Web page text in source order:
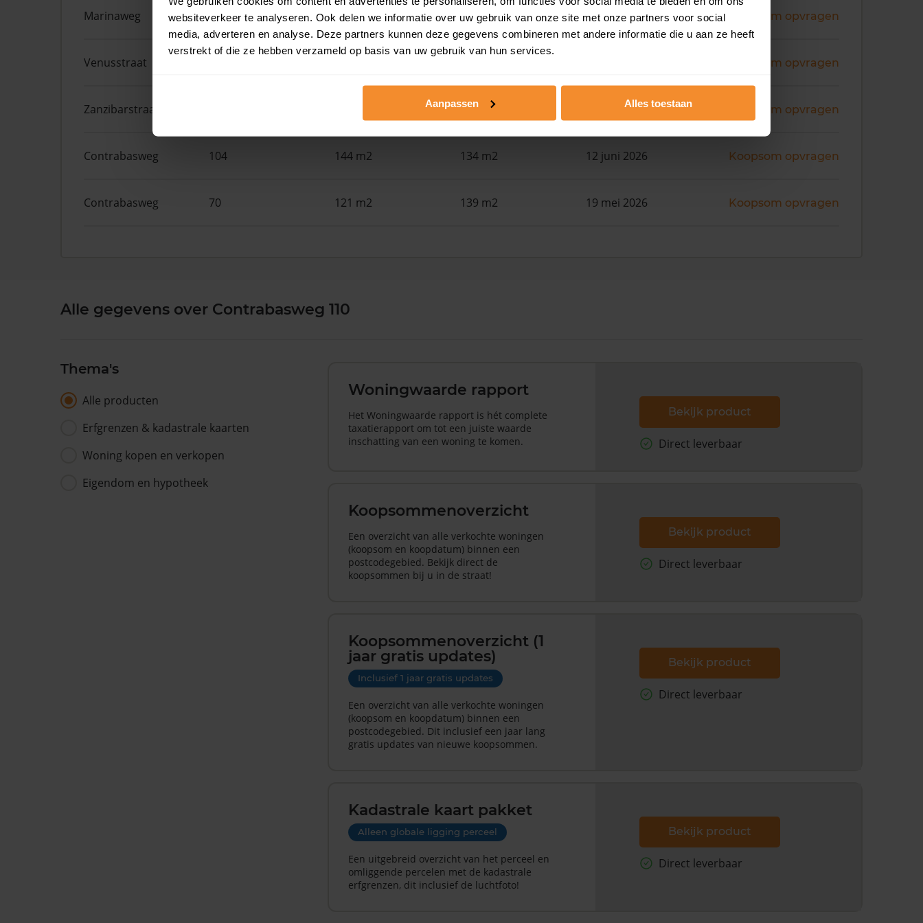
websiteverkeer te analyseren. Ook delen we informatie over uw gebruik van onze site met onze partners voor social
media, adverteren en analyse. Deze partners kunnen deze gegevens combineren met andere informatie die u aan ze heeft
verstrekt of die ze hebben verzameld op basis van uw gebruik van hun services.
Aanpassen Alles toestaan
Marinaweg 133 182 m2 23.085 m2 30 juni 2026 Koopsom opvragen
Venusstraat Koopsom opvragen
Zanzibarstraat 168 m2 30 juni 2026 Koopsom opvragen
Contrabasweg 104 144 m2 134 m2 12 juni 2026 Koopsom opvragen
Contrabasweg 70 121 m2 139 m2 19 mei 2026 Koopsom opvragen
Alle gegevens over Contrabasweg 110
Thema's
Alle producten
Erfgrenzen & kadastrale kaarten
Woning kopen en verkopen
Eigendom en hypotheek
Woningwaarde rapport
Het Woningwaarde rapport is hét complete
taxatierapport om tot een juiste waarde
inschatting van een woning te komen.
Bekijk product
Direct leverbaar
Koopsommenoverzicht
Een overzicht van alle verkochte woningen
(koopsom en koopdatum) binnen een
postcodegebied. Bekijk direct de
koopsommen bij u in de straat!
Bekijk product
Direct leverbaar
Koopsommenoverzicht (1
jaar gratis updates)
Inclusief 1 jaar gratis updates
Een overzicht van alle verkochte woningen
(koopsom en koopdatum) binnen een
postcodegebied. Dit inclusief een jaar lang
gratis updates van nieuwe koopsommen.
Bekijk product
Direct leverbaar
Kadastrale kaart pakket
Alleen globale ligging perceel
Een uitgebreid overzicht van het perceel en
omliggende percelen met de kadastrale
erfgrenzen, dit inclusief de luchtfoto!
Bekijk product
Direct leverbaar